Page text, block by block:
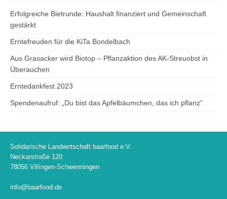
Erfolgreiche Bietrunde: Haushalt finanziert und Gemeinschaft
gestärkt
Erntefreuden für die KiTa Bondelbach
Aus Grasacker wird Biotop – Pflanzaktion des AK-Streuobst in
Überauchen
Erntedankfest 2023
Spendenaufruf: „Du bist das Apfelbäumchen, das ich pflanz“
Solidarische Landwirtschaft baarfood e.V.
Neckarstraße 120
78056 Villingen-Schwenningen
info@baarfood.de